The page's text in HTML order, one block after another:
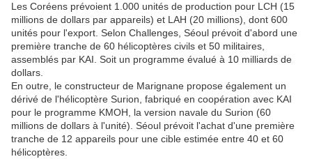
Les Coréens prévoient 1.000 unités de production pour LCH (15
millions de dollars par appareils) et LAH (20 millions), dont 600
unités pour l'export. Selon Challenges, Séoul prévoit d'abord une
première tranche de 60 hélicoptères civils et 50 militaires,
assemblés par KAI. Soit un programme évalué à 10 milliards de
dollars.
En outre, le constructeur de Marignane propose également un
dérivé de l'hélicoptère Surion, fabriqué en coopération avec KAI
pour le programme KMOH, la version navale du Surion (60
millions de dollars à l'unité). Séoul prévoit l'achat d'une première
tranche de 12 appareils pour une cible estimée entre 40 et 60
hélicoptères.